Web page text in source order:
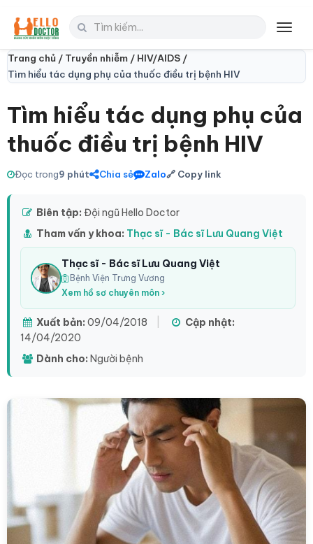
Trang chủ / Truyền nhiễm / HIV/AIDS /
Tìm hiểu tác dụng phụ của thuốc điều trị bệnh HIV
Tìm hiểu tác dụng phụ của
thuốc điều trị bệnh HIV
Đọc trong9 phút Chia sẻ Zalo🔗 Copy link
Biên tập: Đội ngũ Hello Doctor
Tham vấn y khoa: Thạc sĩ - Bác sĩ Lưu Quang Việt
Thạc sĩ - Bác sĩ Lưu Quang Việt
Bệnh Viện Trưng Vương
Xem hồ sơ chuyên môn ›
Xuất bản: 09/04/2018
Cập nhật:
14/04/2020
Dành cho: Người bệnh